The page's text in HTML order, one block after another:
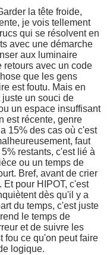
la tête froide,
je vois tellement
qui se résolvent en
avec une démarche
aux luminaire
retours avec un code
que les gens
est foutu. Mais en
un souci de
un espace insuffisant
est récente, genre
15% des cas où c'est
faut
restants, c'est lié à
ou un temps de
Bref, avant de crier
pour HIPOT, c'est
dès qu'il y a
du temps, c'est juste
le temps de
et de suivre les
fou ce qu'on peut faire
logique.